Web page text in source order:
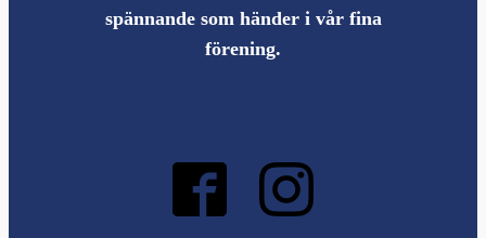
spännande som händer i vår fina
förening.